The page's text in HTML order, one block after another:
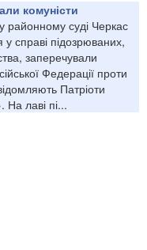
комуністи
районному суді Черкас
у справі підозрюваних,
заперечували
Федерації проти
Патріоти
На лаві пі...